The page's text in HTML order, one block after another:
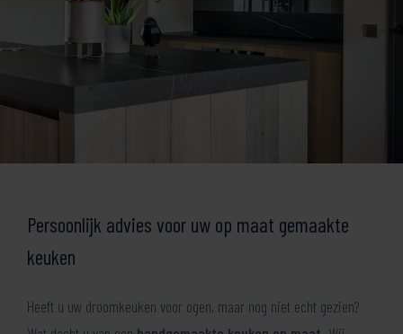
Persoonlijk advies voor uw op maat gemaakte
keuken
Heeft u uw droomkeuken voor ogen, maar nog niet echt gezien?